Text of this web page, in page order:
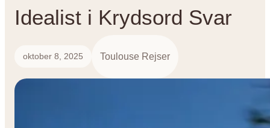
Idealist i Krydsord Svar
oktober 8, 2025 Toulouse Rejser